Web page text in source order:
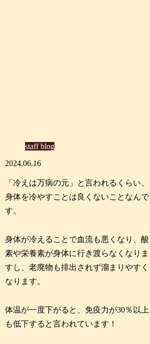
staff blog
2024.06.16
「冷えは万病の元」と言われるくらい、
身体を冷やすことは良くないことなんで
す。
身体が冷えることで血流も悪くなり、酸
素や栄養素が身体に行き渡らなくなりま
すし、老廃物も排出されず溜まりやすく
なります。
体温が一度下がると、免疫力が30％以上
も低下すると言われています！